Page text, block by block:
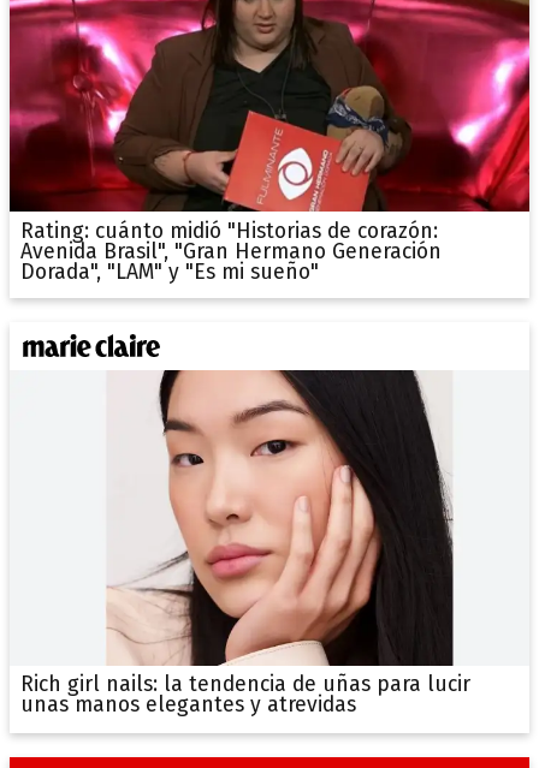
Rating: cuánto midió "Historias de corazón:
Avenida Brasil", "Gran Hermano Generación
Dorada", "LAM" y "Es mi sueño"
Rich girl nails: la tendencia de uñas para lucir
unas manos elegantes y atrevidas